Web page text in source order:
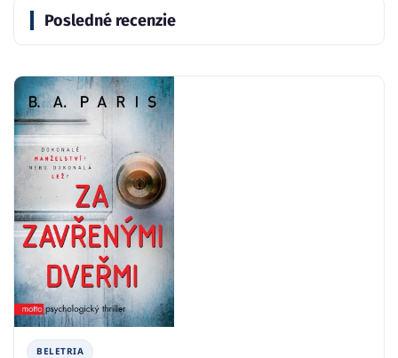
Posledné recenzie
BELETRIA